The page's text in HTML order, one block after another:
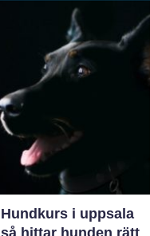
passagerare och djur vid
kraftiga inbromsningar
eller kollis...
Hundkurs i uppsala
så hittar hunden rätt